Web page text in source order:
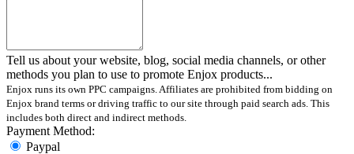
Tell us about your website, blog, social media channels, or other
methods you plan to use to promote Enjox products...
Enjox runs its own PPC campaigns. Affiliates are prohibited from bidding on
Enjox brand terms or driving traffic to our site through paid search ads. This
includes both direct and indirect methods.
Payment Method:
Paypal